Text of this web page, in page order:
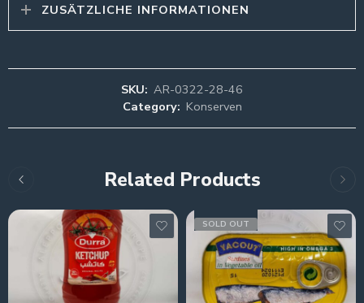
ZUSÄTZLICHE INFORMATIONEN
SKU: AR-0322-28-46
Category: Konserven
Related Products
SOLD OUT